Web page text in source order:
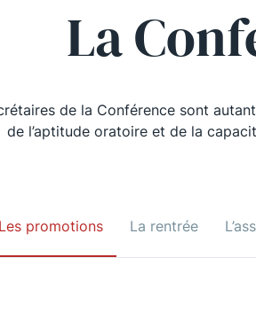
La
de la Conférence sont
de l’aptitude oratoire et de la
Les promotions La rentrée